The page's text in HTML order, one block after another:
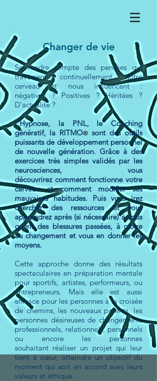
Changer de vie
Se rendre compte des pensées qui
traversent continuellement notre
cerveau et nous influencent :
négatives ? Positives ? Héritées ?
D’actualité ?
L’Hypnose, la PNL, le Coaching
génératif, la RITMO® sont des outils
puissants de développement personnel
de nouvelle génération. Grâce à des
exercices très simples validés par les
neurosciences, vous
découvrirez comment fonctionne votre
cerveau et comment modifier ses
mauvaises habitudes. Puis vous irez
chercher des ressources et vous
apprendrez après (si nécessaire)à vous
guérir des blessures passées, à croire
au changement et vous en donner les
moyens.
Cette approche donne des résultats
spectaculaires en préparation mentale
pour sportifs, artistes, performeurs, ou
entrepreneurs. Mais elle est aussi
efficace pour les personnes à la croisée
de chemins, les nouveaux parents, les
personnes désireuses de changements
professionnels, relationnels, personnels
ou encore les personnes
souhaitant réaliser un projet qui leur
tient à cœur, atteindre un objectif du
moment qui soit en accord avec leurs
valeurs et éthique.